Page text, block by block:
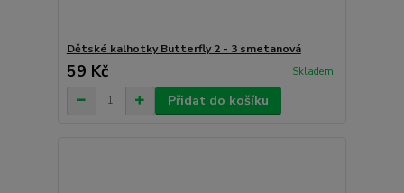
Dětské kalhotky Butterfly 2 - 3 smetanová
59 Kč Skladem
Přidat do košíku